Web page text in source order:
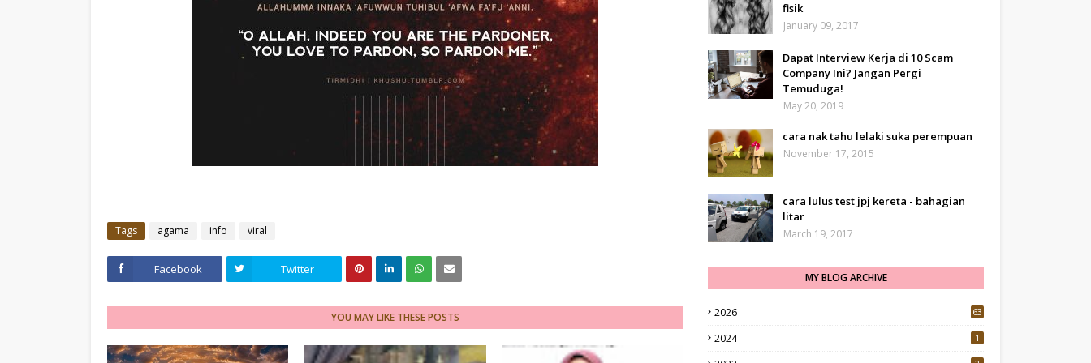
Tags agama info viral
Facebook Twitter
YOU MAY LIKE THESE POSTS
fisik
January 09, 2017
Dapat Interview Kerja di 10 Scam
Company Ini? Jangan Pergi
Temuduga!
May 20, 2019
cara nak tahu lelaki suka perempuan
November 17, 2015
cara lulus test jpj kereta - bahagian
litar
March 19, 2017
MY BLOG ARCHIVE
2026 63
2024 1